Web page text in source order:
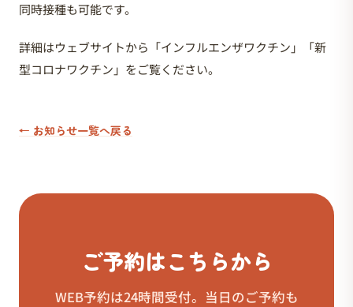
同時接種も可能です。
詳細はウェブサイトから「インフルエンザワクチン」「新
型コロナワクチン」をご覧ください。
← お知らせ一覧へ戻る
ご予約はこちらから
WEB予約は24時間受付。当日のご予約も